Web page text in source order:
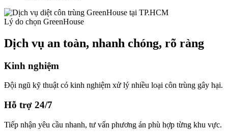
Lý do chọn GreenHouse
Dịch vụ an toàn, nhanh chóng, rõ ràng
Kinh nghiệm
Đội ngũ kỹ thuật có kinh nghiệm xử lý nhiều loại côn trùng gây hại.
Hỗ trợ 24/7
Tiếp nhận yêu cầu nhanh, tư vấn phương án phù hợp từng khu vực.